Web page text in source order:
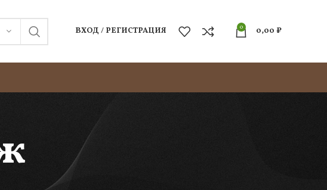
ВХОД / РЕГИСТРАЦИЯ 0 0,00 ₽